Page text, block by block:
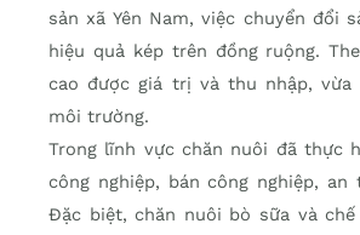
sản xã Yên Nam, việc chuyển đổi
hiệu quả kép trên đồng ruộng.
cao được giá trị và thu nhập,
môi trường.
Trong lĩnh vực chăn nuôi đã thực
công nghiệp, bán công nghiệp, an
Đặc biệt, chăn nuôi bò sữa và